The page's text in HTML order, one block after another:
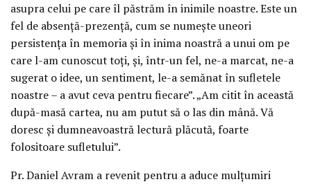
asupra celui pe care îl păstrăm în inimile noastre. Este un
fel de absență-prezență, cum se numește uneori
persistența în memoria și în inima noastră a unui om pe
care l-am cunoscut toți, și, într-un fel, ne-a marcat, ne-a
sugerat o idee, un sentiment, le-a semănat în sufletele
noastre – a avut ceva pentru fiecare”. „Am citit în această
după-masă cartea, nu am putut să o las din mână. Vă
doresc și dumneavoastră lectură plăcută, foarte
folositoare sufletului”.
Pr. Daniel Avram a revenit pentru a aduce mulțumiri